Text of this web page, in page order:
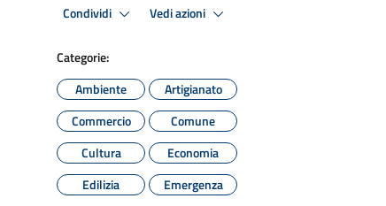
Condividi Vedi azioni
Categorie:
Ambiente
Artigianato
Commercio
Comune
Cultura
Economia
Edilizia
Emergenza